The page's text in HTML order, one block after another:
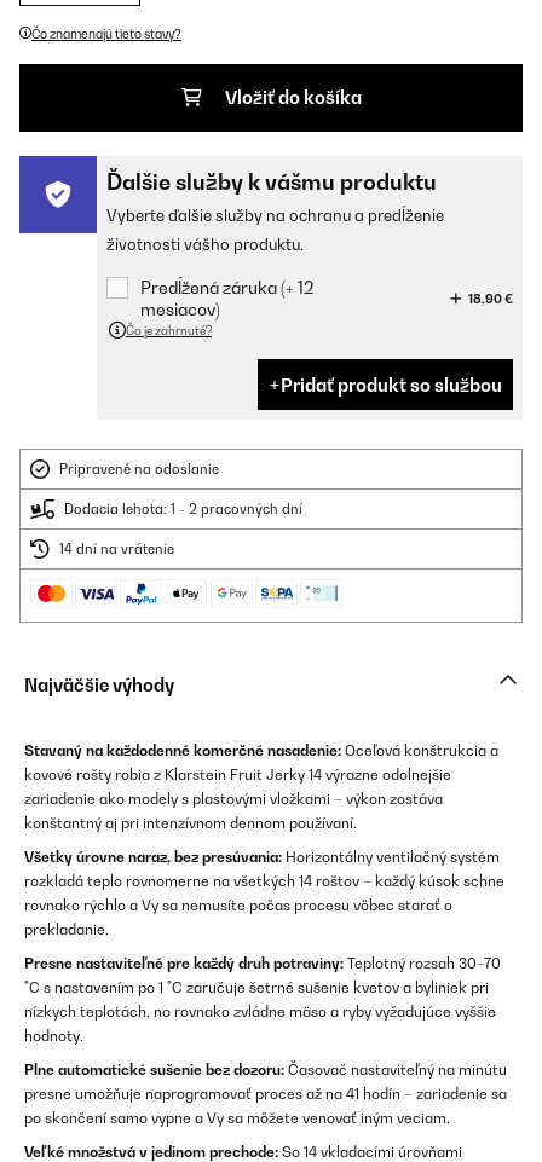
Čo znamenajú tieto stavy?
Vložiť do košíka
Ďalšie služby k vášmu produktu
Vyberte ďalšie služby na ochranu a predĺženie
životnosti vášho produktu.
Predĺžená záruka (+ 12
mesiacov)
18,90 €
Čo je zahrnuté?
Pridať produkt so službou
Pripravené na odoslanie
Dodacia lehota: 1 - 2 pracovných dní
14 dní na vrátenie
Najväčšie výhody
Stavaný na každodenné komerčné nasadenie: Oceľová konštrukcia a
kovové rošty robia z Klarstein Fruit Jerky 14 výrazne odolnejšie
zariadenie ako modely s plastovými vložkami – výkon zostáva
konštantný aj pri intenzívnom dennom používaní.
Všetky úrovne naraz, bez presúvania: Horizontálny ventilačný systém
rozkladá teplo rovnomerne na všetkých 14 roštov – každý kúsok schne
rovnako rýchlo a Vy sa nemusíte počas procesu vôbec starať o
prekladanie.
Presne nastaviteľné pre každý druh potraviny: Teplotný rozsah 30–70
°C s nastavením po 1 °C zaručuje šetrné sušenie kvetov a byliniek pri
nízkych teplotách, no rovnako zvládne mäso a ryby vyžadujúce vyššie
hodnoty.
Plne automatické sušenie bez dozoru: Časovač nastaviteľný na minútu
presne umožňuje naprogramovať proces až na 41 hodín – zariadenie sa
po skončení samo vypne a Vy sa môžete venovať iným veciam.
Veľké množstvá v jedinom prechode: So 14 vkladacími úrovňami